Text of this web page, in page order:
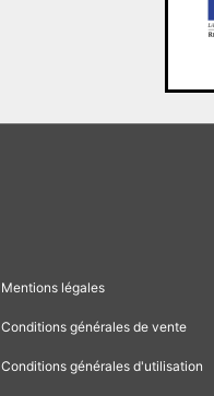
Mentions légales
Conditions générales de vente
Conditions générales d'utilisation